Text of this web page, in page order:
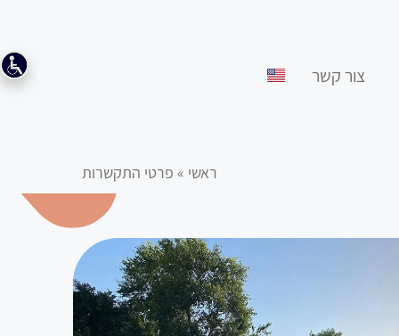
צור קשר
ראשי » פרטי התקשרות